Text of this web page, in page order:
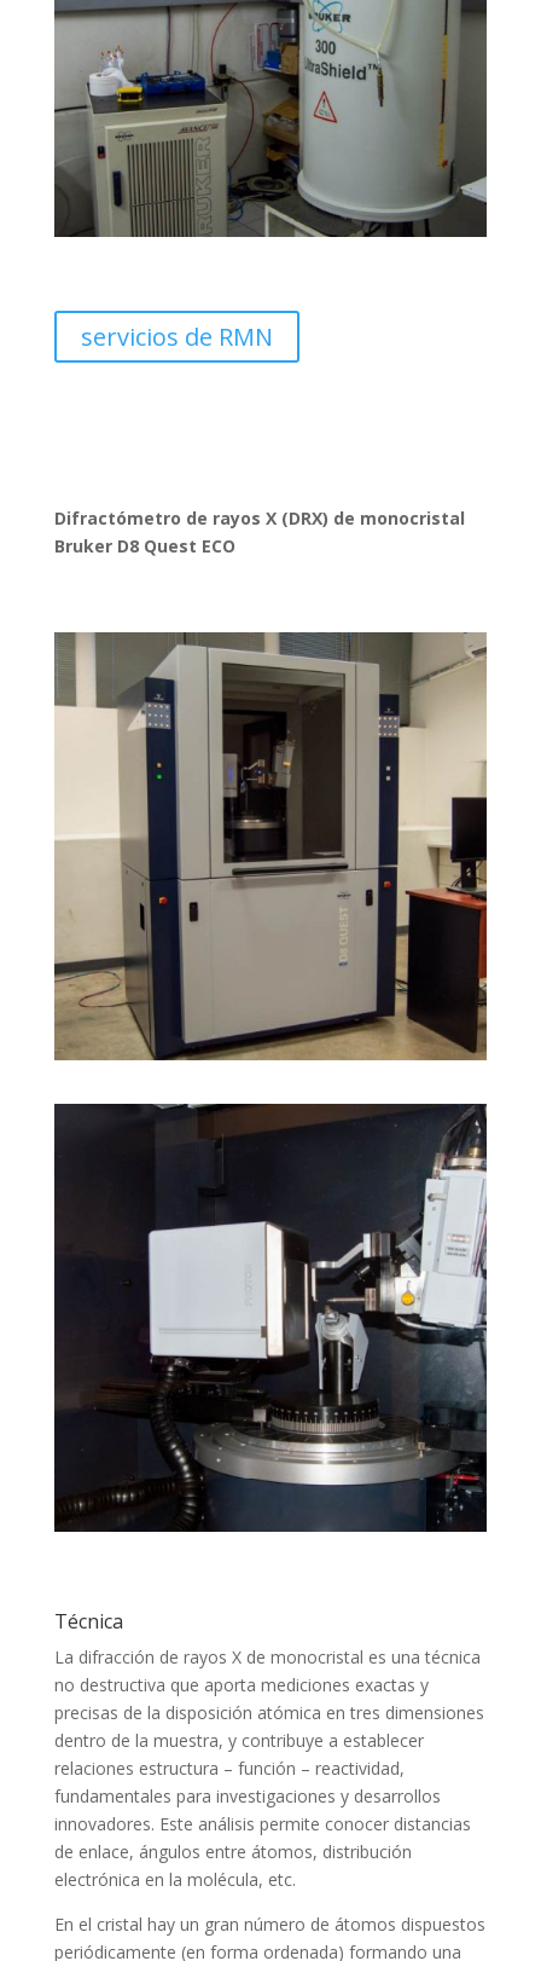
servicios de RMN
Difractómetro de rayos X (DRX) de monocristal
Bruker D8 Quest ECO
Técnica
La difracción de rayos X de monocristal es una técnica
no destructiva que aporta mediciones exactas y
precisas de la disposición atómica en tres dimensiones
dentro de la muestra, y contribuye a establecer
relaciones estructura – función – reactividad,
fundamentales para investigaciones y desarrollos
innovadores. Este análisis permite conocer distancias
de enlace, ángulos entre átomos, distribución
electrónica en la molécula, etc.
En el cristal hay un gran número de átomos dispuestos
periódicamente (en forma ordenada) formando una